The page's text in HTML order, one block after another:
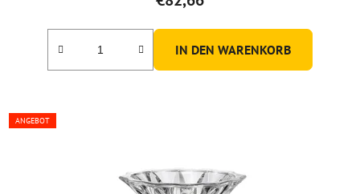
IN DEN WARENKORB
ANGEBOT